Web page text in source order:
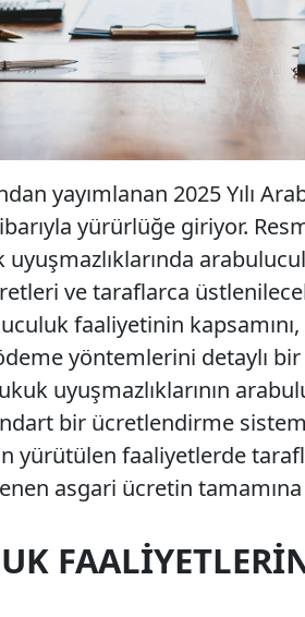
yayımlanan 2025 Yılı
yürürlüğe giriyor.
ve taraflarca
faaliyetinin
yöntemlerini detaylı
uyuşmazlıklarının
bir ücretlendirme
yürütülen faaliyetlerde
asgari ücretin tamamına